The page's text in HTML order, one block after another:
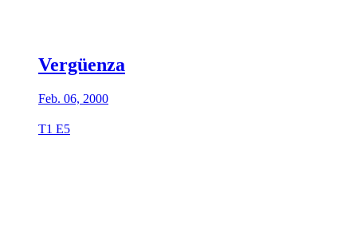
Vergüenza
Feb. 06, 2000
T1 E5